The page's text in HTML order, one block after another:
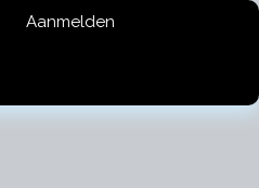
Aanmelden